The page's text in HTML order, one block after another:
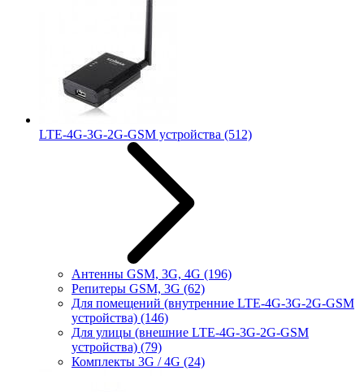
LTE-4G-3G-2G-GSM устройства (512)
Антенны GSM, 3G, 4G (196)
Репитеры GSM, 3G (62)
Для помещений (внутренние LTE-4G-3G-2G-GSM
устройства) (146)
Для улицы (внешние LTE-4G-3G-2G-GSM
устройства) (79)
Комплекты 3G / 4G (24)